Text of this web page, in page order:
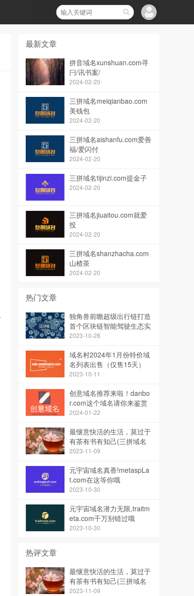
最新文章
拼音域名xunshuan.com寻
闩/讯书案/
2024-02-20
三拼域名meiqianbao.com
美钱包
2024-02-20
三拼域名aishanfu.com爱善
福/爱闪付
2024-02-20
三拼域名tijinzi.com提金子
2024-02-20
三拼域名jiuaitou.com就爱
投
2024-02-20
三拼域名shanzhacha.com
山楂茶
2024-02-20
热门文章
独角兽前瞻超级出行链打造
首个区块链智能驾驶生态实
现智能出行
2023-10-28
域名村2024年1月份特价域
名列表出售（仅售15天）
2023-10-11
创意域名推荐来啦！danbo
r.com这个域名请你来鉴赏
点评
2024-01-22
最惬意快活的生活，莫过于
有茶有书有知己(三拼域名
茶知已)
2023-11-09
元宇宙域名真香!metaspLa
t.com在这等你哦
2023-10-30
元宇宙域名潜力无限,traitm
eta.com千万别错过哦
2023-10-30
热评文章
最惬意快活的生活，莫过于
有茶有书有知己(三拼域名
茶知已)
2023-11-09